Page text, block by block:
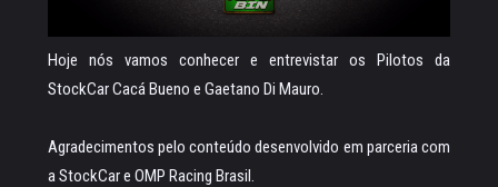
Hoje nós vamos conhecer e entrevistar os Pilotos da
StockCar Cacá Bueno e Gaetano Di Mauro.
Agradecimentos pelo conteúdo desenvolvido em parceria com
a StockCar e OMP Racing Brasil.